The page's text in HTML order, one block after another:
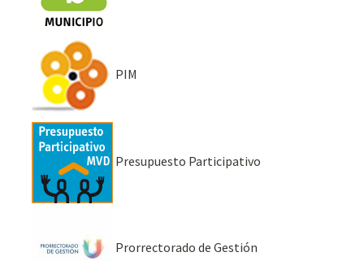
PIM
Presupuesto Participativo
Prorrectorado de Gestión